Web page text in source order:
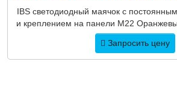
IBS светодиодный маячок с
и креплением на панели M22
AC
Запросить цену